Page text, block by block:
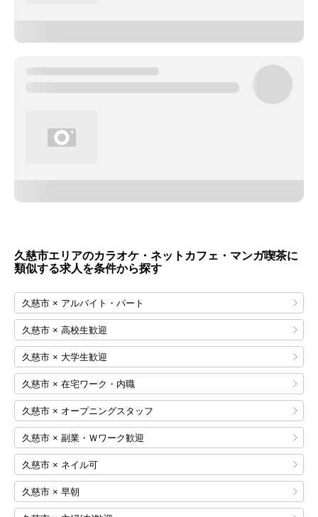
久慈市エリアのカラオケ・ネットカフェ・マンガ喫茶に
類似する求人を条件から探す
久慈市 × アルバイト・パート
久慈市 × 高校生歓迎
久慈市 × 大学生歓迎
久慈市 × 在宅ワーク・内職
久慈市 × オープニングスタッフ
久慈市 × 副業・Ｗワーク歓迎
久慈市 × ネイル可
久慈市 × 早朝